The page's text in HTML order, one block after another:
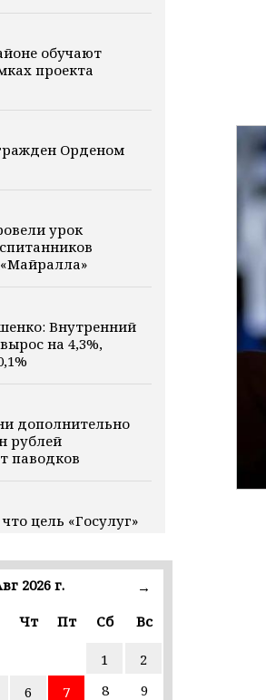
обучают
проекта
Орденом
урок
Внутренний
на 4,3%,
дополнительно
рублей
паводков
цель «Госулуг»
Шатоя
2026 г.
→
Чт Пт Сб Вс
1
2
6 7 8
9